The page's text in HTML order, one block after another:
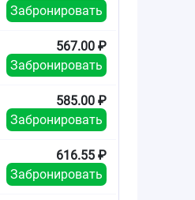
Забронировать
567.00 ₽
Забронировать
585.00 ₽
Забронировать
616.55 ₽
Забронировать